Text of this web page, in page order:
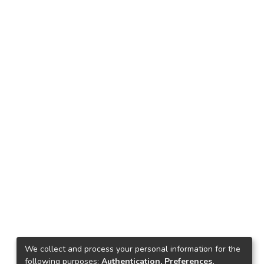
We collect and process your personal information for the
following purposes: Authentication, Preferences,